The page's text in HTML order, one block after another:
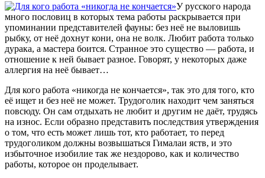
У русского народа
много пословиц в которых тема работы раскрывается при
упоминании представителей фауны: без неё не выловишь
рыбку, от неё дохнут кони, она не волк. Любит работа только
дурака, а мастера боится. Странное это существо — работа, и
отношение к ней бывает разное. Говорят, у некоторых даже
аллергия на неё бывает…
Для кого работа «никогда не кончается», так это для того, кто
её ищет и без неё не может. Трудоголик находит чем заняться
повсюду. Он сам отдыхать не любит и другим не даёт, трудясь
на износ. Если образно представить последствия утверждения
о том, что есть может лишь тот, кто работает, то перед
трудоголиком должны возвышаться Гималаи яств, и это
избыточное изобилие так же нездорово, как и количество
работы, которое он проделывает.